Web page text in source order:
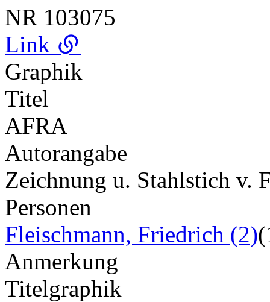
NR 103075
Link
Graphik
Titel
AFRA
Autorangabe
Zeichnung u. Stahlstich v.
Personen
Fleischmann, Friedrich (2)
Anmerkung
Titelgraphik